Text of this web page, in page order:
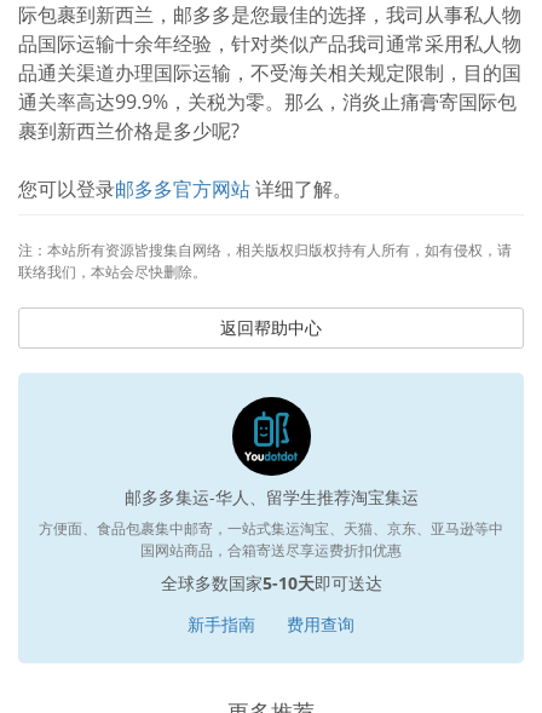
际包裹到新西兰，邮多多是您最佳的选择，我司从事私人物
品国际运输十余年经验，针对类似产品我司通常采用私人物
品通关渠道办理国际运输，不受海关相关规定限制，目的国
通关率高达99.9%，关税为零。那么，消炎止痛膏寄国际包
裹到新西兰价格是多少呢?
您可以登录邮多多官方网站详细了解。
注：本站所有资源皆搜集自网络，相关版权归版权持有人所有，如有侵权，请
联络我们，本站会尽快删除。
返回帮助中心
邮多多集运-华人、留学生推荐淘宝集运
方便面、食品包裹集中邮寄，一站式集运淘宝、天猫、京东、亚马逊等中
国网站商品，合箱寄送尽享运费折扣优惠
全球多数国家5-10天即可送达
新手指南
费用查询